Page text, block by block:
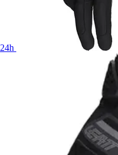
24h